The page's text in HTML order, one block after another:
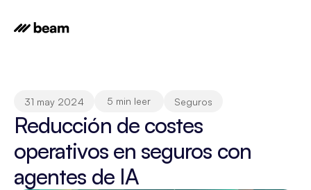
31 may 2024 5 min leer Seguros
Reducción de costes
operativos en seguros con
agentes de IA